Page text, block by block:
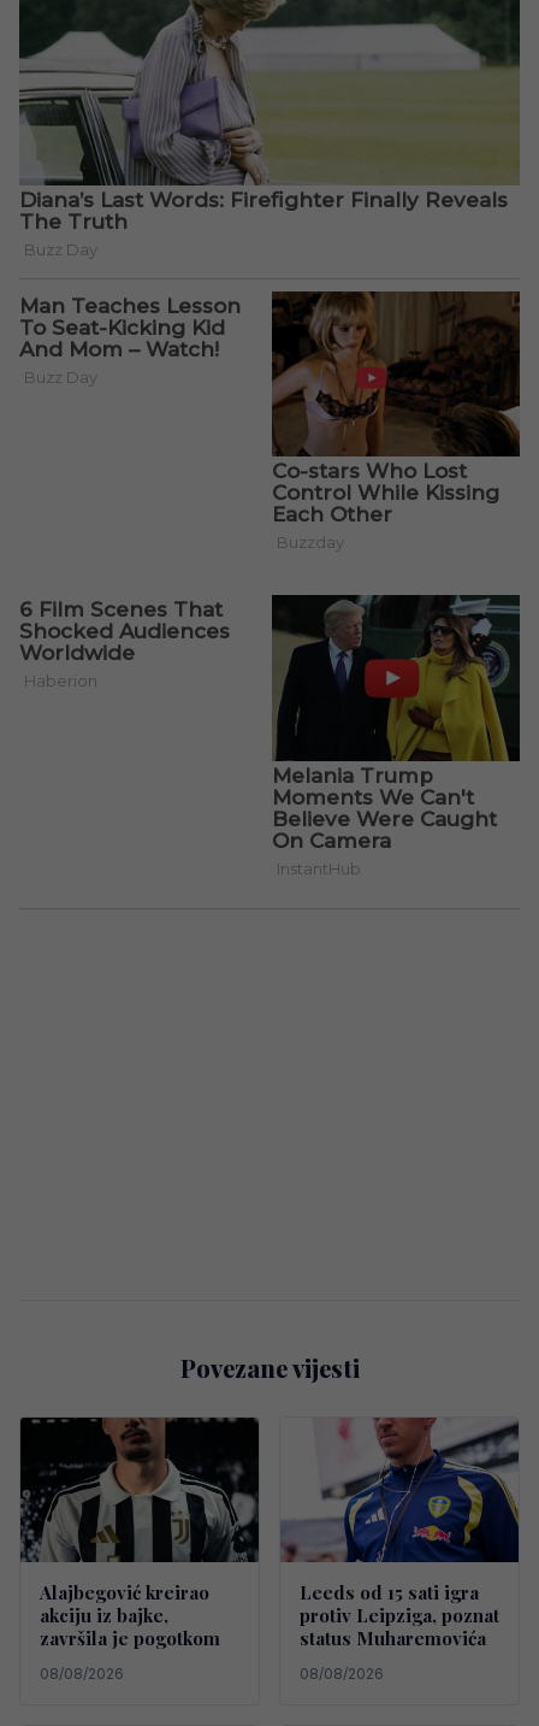
Povezane vijesti
Alajbegović kreirao
akciju iz bajke,
završila je pogotkom
08/08/2026
Leeds od 15 sati igra
protiv Leipziga, poznat
status Muharemovića
08/08/2026